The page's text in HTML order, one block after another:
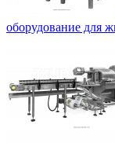
оборудование для